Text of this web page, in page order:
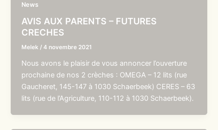
News
AVIS AUX PARENTS – FUTURES
CRECHES
Melek /4 novembre 2021
Nous avons le plaisir de vous annoncer l’ouverture
prochaine de nos 2 crèches : OMEGA – 12 lits (rue
Gaucheret, 145-147 à 1030 Schaerbeek) CERES – 63
lits (rue de l’Agriculture, 110-112 à 1030 Schaerbeek).